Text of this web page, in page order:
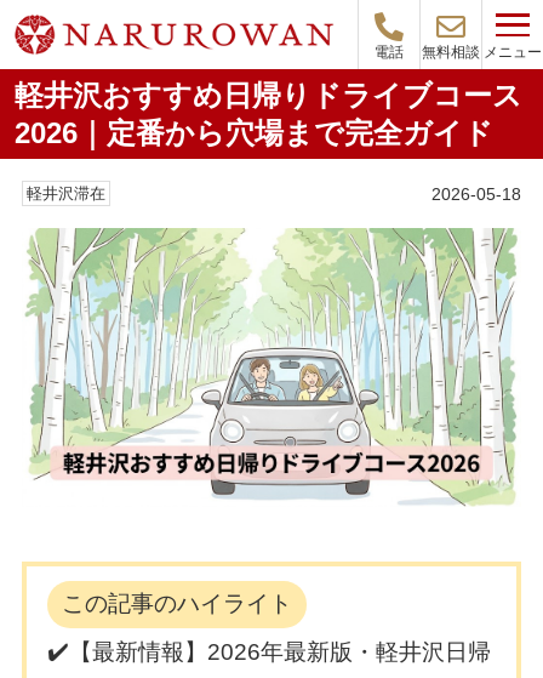
電話 無料相談 メニュー
軽井沢おすすめ日帰りドライブコース
2026｜定番から穴場まで完全ガイド
軽井沢滞在 2026-05-18
この記事のハイライト
✔️【最新情報】2026年最新版・軽井沢日帰